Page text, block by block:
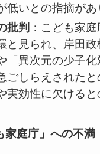
低いとの指摘があ
批判 ：こども家
と見られ、岸田
「異次元の少子化
ごしらえされたと
実効性に欠けると
家庭庁」への不満